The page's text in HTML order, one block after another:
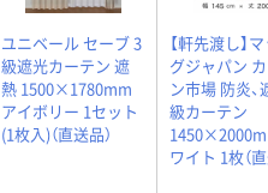
ユニベール セーブ 3
級遮光カーテン 遮
熱 1500×1780mm
アイボリー 1セット
(1枚入)（直送品）
【軒先渡し】
グジャパン
ン市場 防炎、
級カーテン
ワイト 1枚（